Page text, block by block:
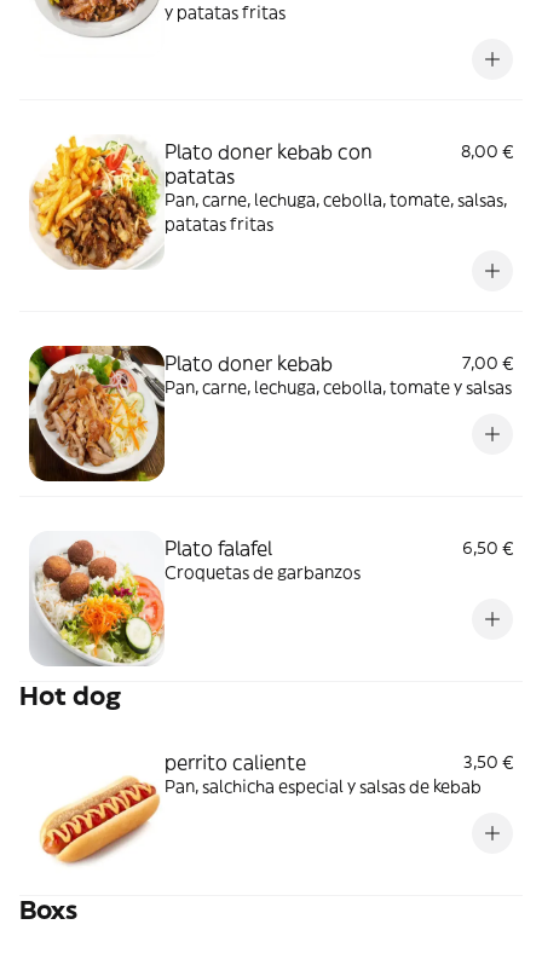
y patatas fritas
Plato doner kebab con
patatas
8,00 €
Pan, carne, lechuga, cebolla, tomate, salsas,
patatas fritas
Plato doner kebab
7,00 €
Pan, carne, lechuga, cebolla, tomate y salsas
Plato falafel
6,50 €
Croquetas de garbanzos
Hot dog
perrito caliente
3,50 €
Pan, salchicha especial y salsas de kebab
Boxs